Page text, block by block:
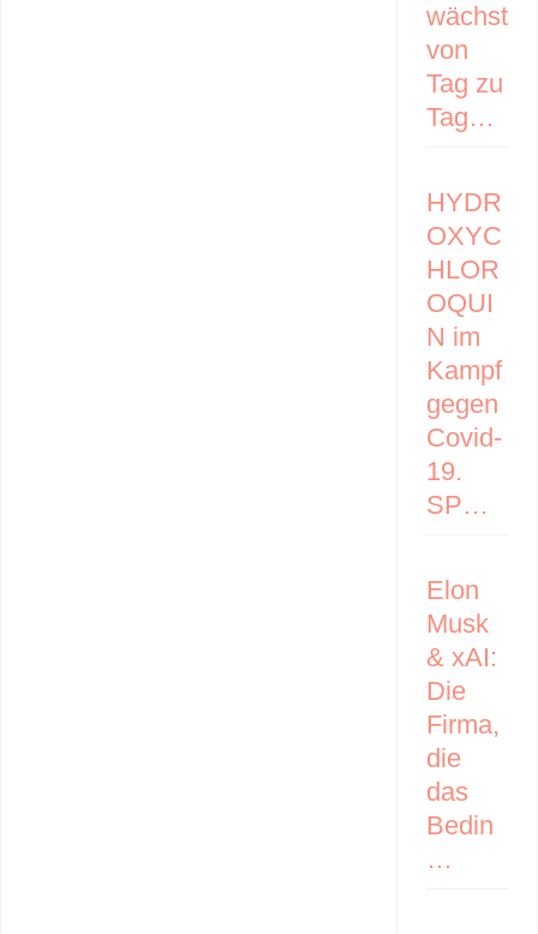
wächst
von
Tag zu
Tag…
HYDR
OXYC
HLOR
OQUI
N im
Kampf
gegen
Covid-
19.
SP…
Elon
Musk
& xAI:
Die
Firma,
die
das
Bedin
…